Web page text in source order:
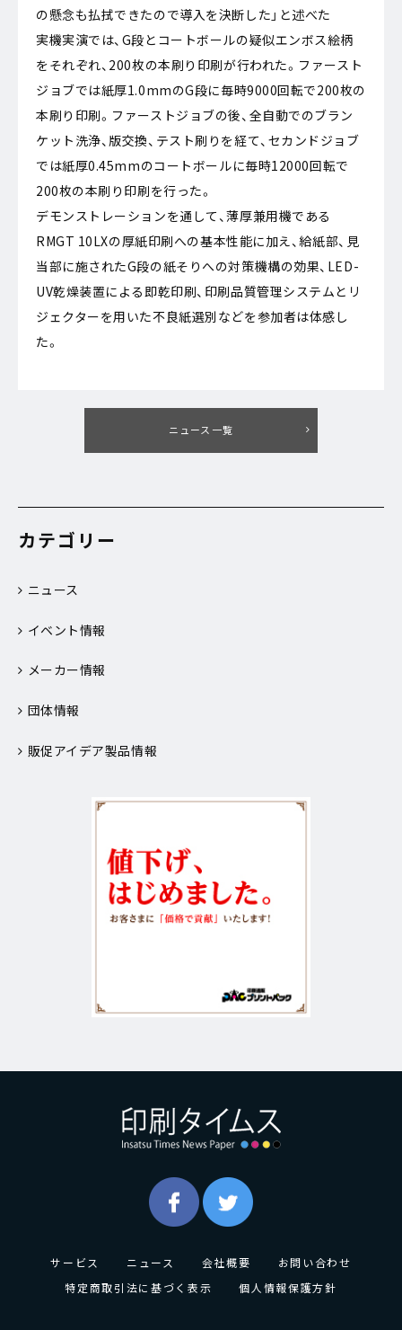
の懸念も払拭できたので導入を決断した」と述べた
実機実演では、G段とコートボールの疑似エンボス絵柄
をそれぞれ、200枚の本刷り印刷が行われた。ファースト
ジョブでは紙厚1.0mmのG段に毎時9000回転で200枚の
本刷り印刷。ファーストジョブの後、全自動でのブラン
ケット洗浄、版交換、テスト刷りを経て、セカンドジョブ
では紙厚0.45mmのコートボールに毎時12000回転で
200枚の本刷り印刷を行った。
デモンストレーションを通して、薄厚兼用機である
RMGT 10LXの厚紙印刷への基本性能に加え、給紙部、見
当部に施されたG段の紙そりへの対策機構の効果、LED-
UV乾燥装置による即乾印刷、印刷品質管理システムとリ
ジェクターを用いた不良紙選別などを参加者は体感し
た。
ニュース一覧
カテゴリー
ニュース
イベント情報
メーカー情報
団体情報
販促アイデア製品情報
サービス ニュース 会社概要
お問い合わせ
特定商取引法に基づく表示
個人情報保護方針